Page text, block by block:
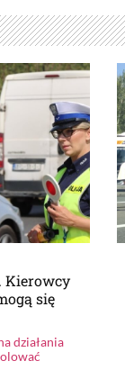
Kierowcy
się
działania